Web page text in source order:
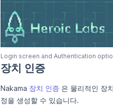
Login screen and Authentication
장치 인증
Nakama 장치 인증 은 물리적인 장
정을 생성할 수 있습니다.